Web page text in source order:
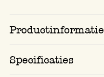
Productinformatie
Specificaties